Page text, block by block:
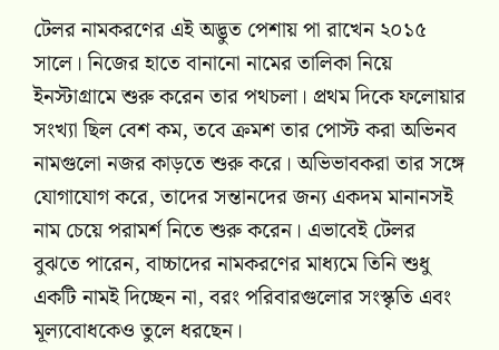
টেলর নামকরণের এই অদ্ভুত পেশায় পা রাখেন ২০১৫
সালে। নিজের হাতে বানানো নামের তালিকা নিয়ে
ইনস্টাগ্রামে শুরু করেন তার পথচলা। প্রথম দিকে ফলোয়ার
সংখ্যা ছিল বেশ কম, তবে ক্রমশ তার পোস্ট করা অভিনব
নামগুলো নজর কাড়তে শুরু করে। অভিভাবকরা তার সঙ্গে
যোগাযোগ করে, তাদের সন্তানদের জন্য একদম মানানসই
নাম চেয়ে পরামর্শ নিতে শুরু করেন। এভাবেই টেলর
বুঝতে পারেন, বাচ্চাদের নামকরণের মাধ্যমে তিনি শুধু
একটি নামই দিচ্ছেন না, বরং পরিবারগুলোর সংস্কৃতি এবং
মূল্যবোধকেও তুলে ধরছেন।